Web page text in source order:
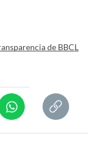
de BBCL